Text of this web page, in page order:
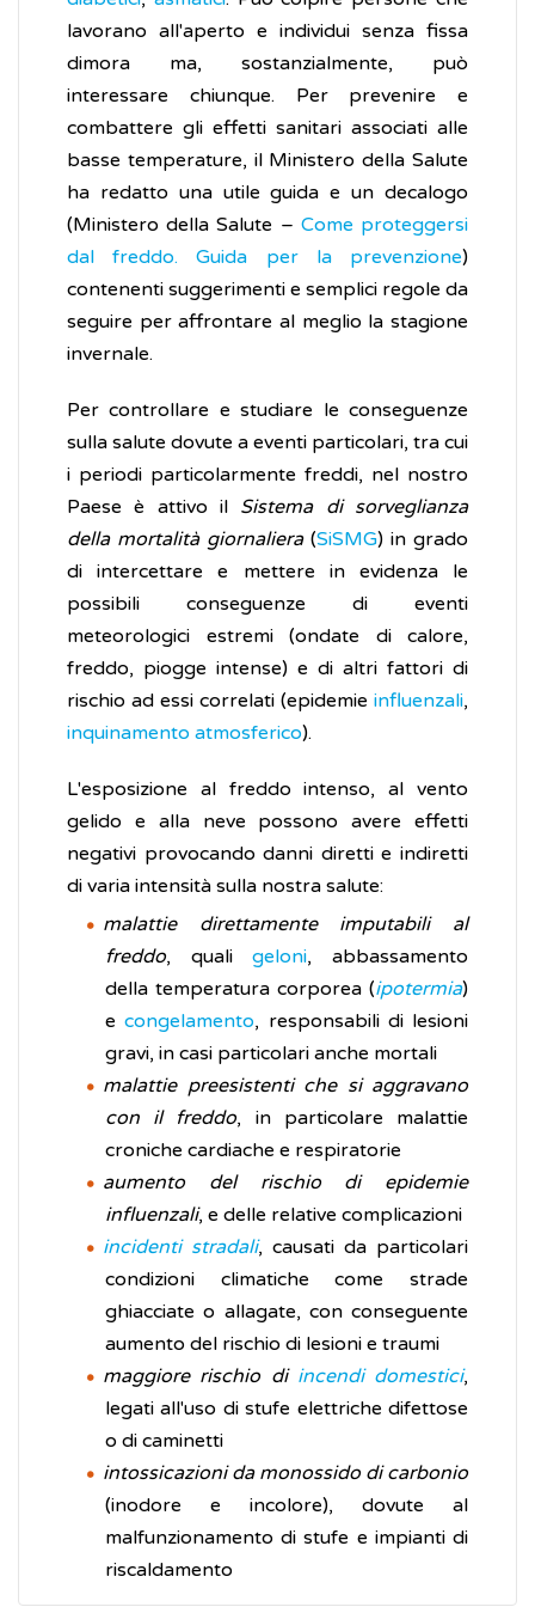
lavorano all'aperto e individui senza fissa
dimora ma, sostanzialmente, può
interessare chiunque. Per prevenire e
combattere gli effetti sanitari associati alle
basse temperature, il Ministero della Salute
ha redatto una utile guida e un decalogo
(Ministero della Salute – Come proteggersi
dal freddo. Guida per la prevenzione)
contenenti suggerimenti e semplici regole da
seguire per affrontare al meglio la stagione
invernale.
Per controllare e studiare le conseguenze
sulla salute dovute a eventi particolari, tra cui
i periodi particolarmente freddi, nel nostro
Paese è attivo il Sistema di sorveglianza
della mortalità giornaliera(SiSMG) in grado
di intercettare e mettere in evidenza le
possibili conseguenze di eventi
meteorologici estremi (ondate di calore,
freddo, piogge intense) e di altri fattori di
rischio ad essi correlati (epidemie influenzali,
inquinamento atmosferico).
L'esposizione al freddo intenso, al vento
gelido e alla neve possono avere effetti
negativi provocando danni diretti e indiretti
di varia intensità sulla nostra salute:
malattie direttamente imputabili al
freddo, qualigeloni, abbassamento
della temperatura corporea (ipotermia)
econgelamento, responsabili di lesioni
gravi, in casi particolari anche mortali
malattie preesistenti che si aggravano
con il freddo, in particolare malattie
croniche cardiache e respiratorie
aumento del rischio di epidemie
influenzali, e delle relative complicazioni
incidenti stradali, causati da particolari
condizioni climatiche come strade
ghiacciate o allagate, con conseguente
aumento del rischio di lesioni e traumi
maggiore rischio di incendi domestici,
legati all'uso di stufe elettriche difettose
o di caminetti
intossicazioni da monossido di carbonio
(inodore e incolore), dovute al
malfunzionamento di stufe e impianti di
riscaldamento